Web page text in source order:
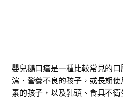
嬰兒鵝口瘡是一種比較常見的
瀉、營養不良的孩子，或長期
素的孩子，以及乳頭、食具不